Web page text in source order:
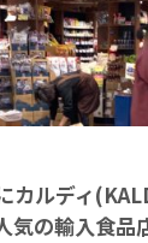
カルディ
気の輸入食品